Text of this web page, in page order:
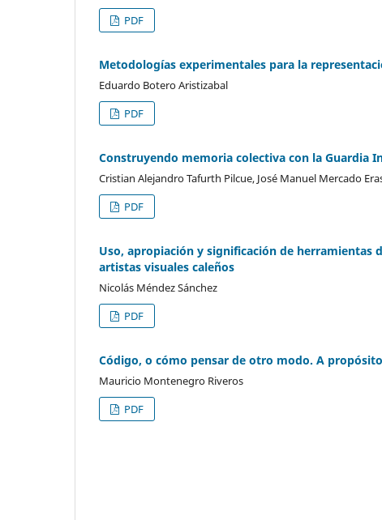
PDF
Metodologías experimentales para la
Eduardo Botero Aristizabal
PDF
Construyendo memoria colectiva con la Guardia
Cristian Alejandro Tafurth Pilcue, José Manuel Mercado
PDF
Uso, apropiación y significación de
artistas visuales caleños
Nicolás Méndez Sánchez
PDF
Código, o cómo pensar de otro modo. A
Mauricio Montenegro Riveros
PDF